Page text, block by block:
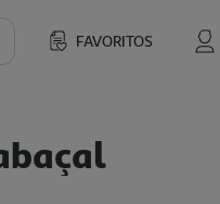
FAVORITOS